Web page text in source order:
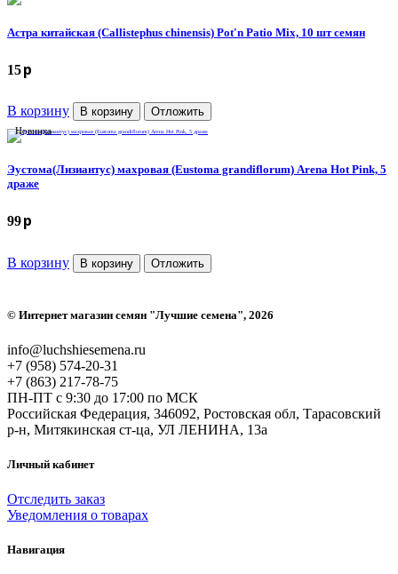
Астра китайская (Callistephus chinensis) Pot'n Patio Mix, 10 шт семян
15p
В корзину В корзину Отложить
Новинка
Эустома(Лизиантус) махровая (Eustoma grandiflorum) Arena Hot Pink, 5
драже
99p
В корзину В корзину Отложить
© Интернет магазин семян "Лучшие семена", 2026
info@luchshiesemena.ru
+7 (958) 574-20-31
+7 (863) 217-78-75
ПН-ПТ с 9:30 до 17:00 по МСК
Российская Федерация, 346092, Ростовская обл, Тарасовский
р-н, Митякинская ст-ца, УЛ ЛЕНИНА, 13а
Личный кабинет
Отследить заказ
Уведомления о товарах
Навигация